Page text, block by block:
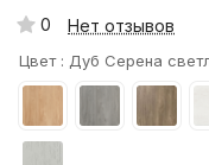
0 Нет отзывов
Цвет : Дуб Серена